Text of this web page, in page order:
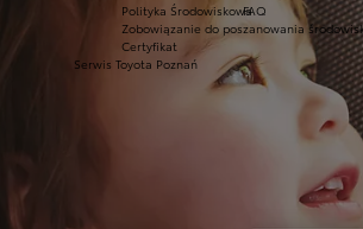
Polityka Środowiskowa
Zobowiązanie do poszanowania
Certyfikat
Serwis Toyota Poznań
FAQ